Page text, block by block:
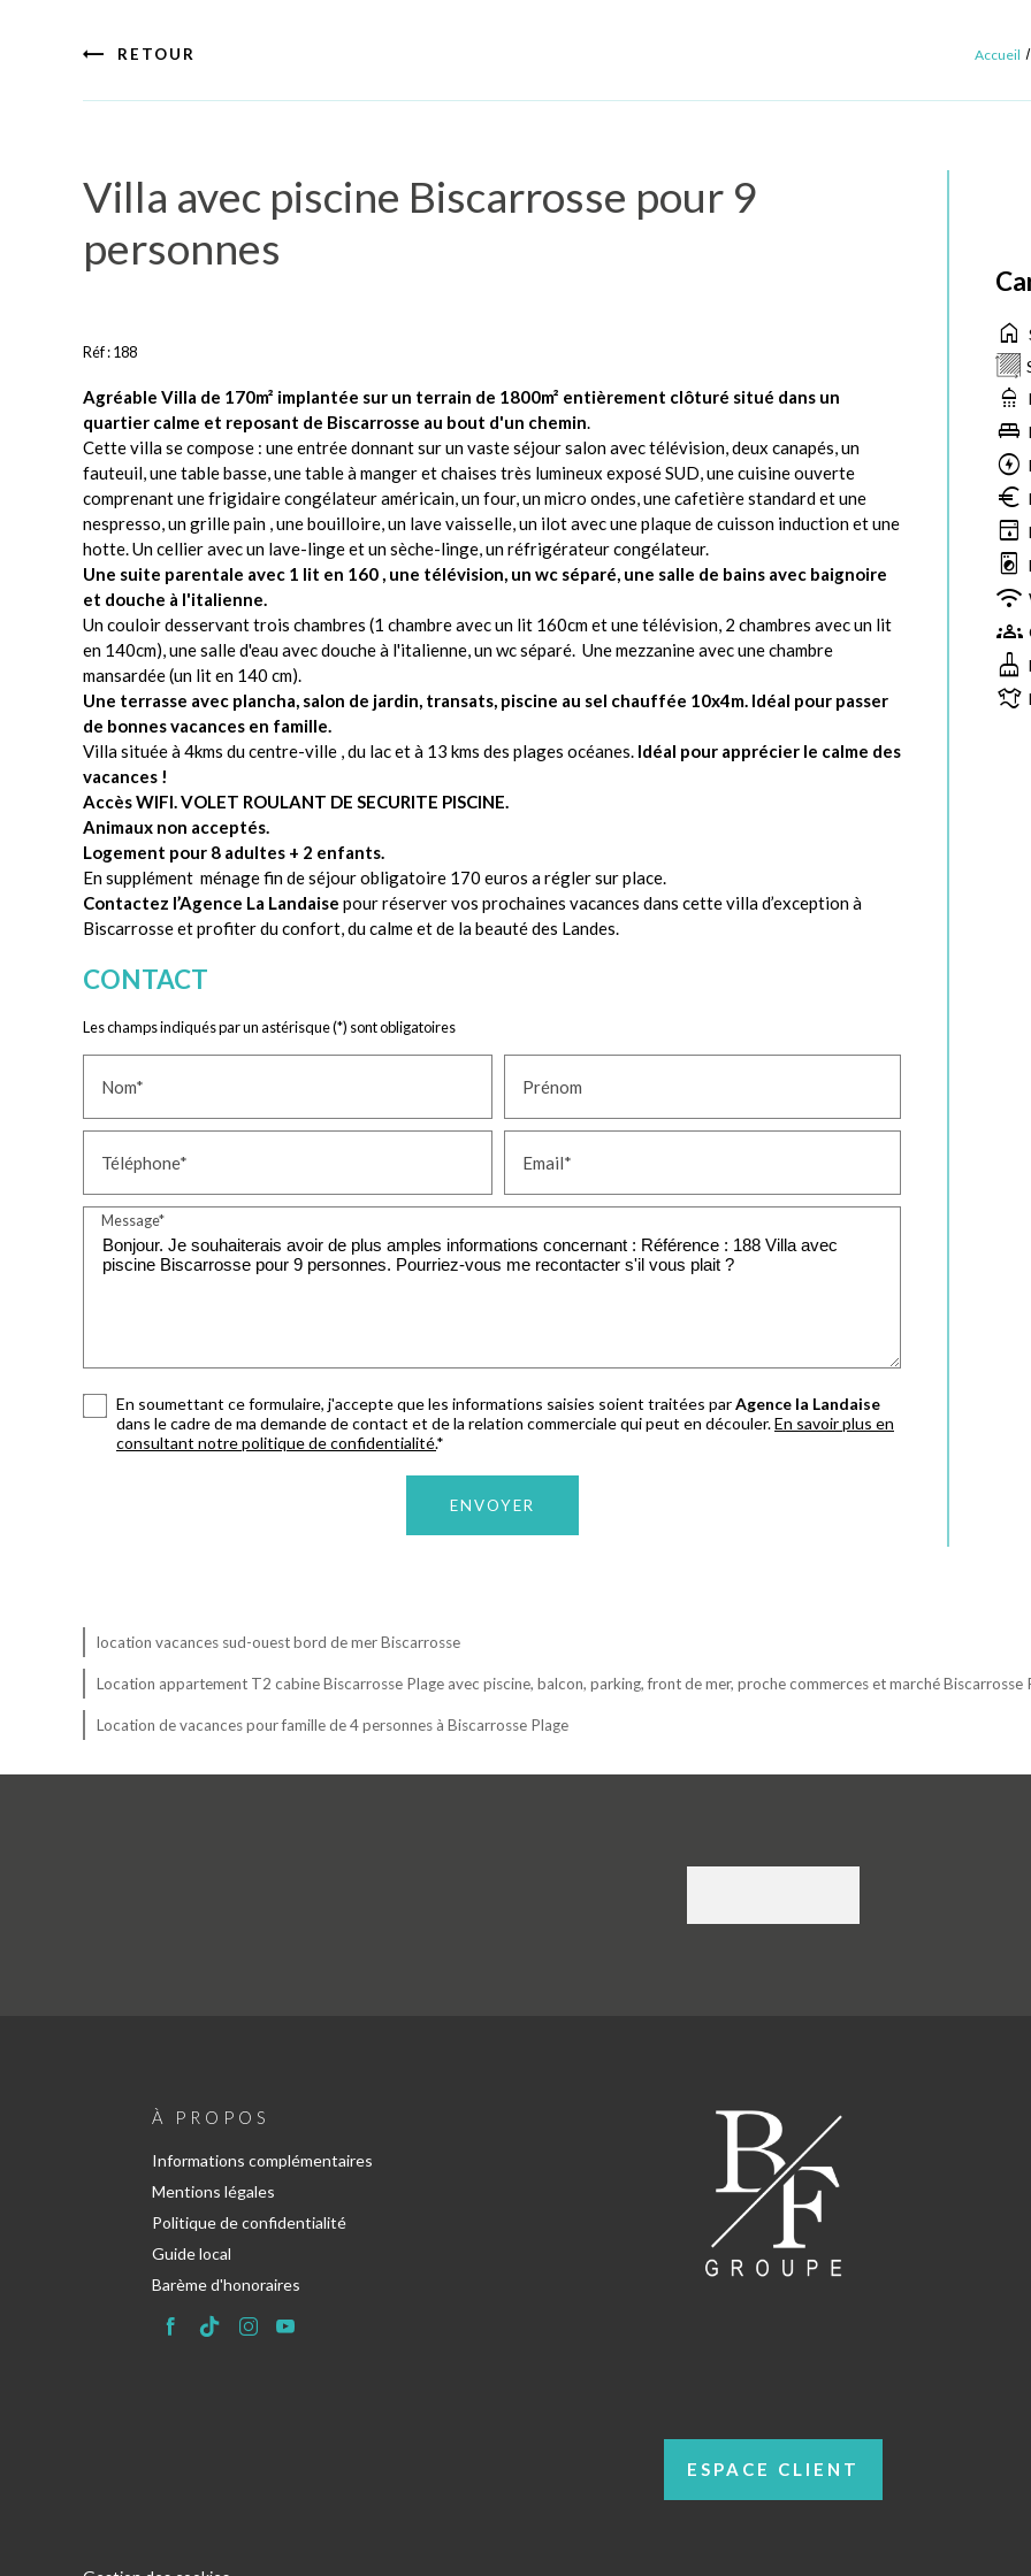
Accueil
RETOUR
Villa avec piscine Biscarrosse pour 9
personnes
Réf :188
Agréable Villa de 170m² implantée sur un terrain de 1800m² entièrement clôturé situé dans un
quartier calme et reposant de Biscarrosse au bout d'un chemin.
Cette villa se compose : une entrée donnant sur un vaste séjour salon avec télévision, deux canapés, un
fauteuil, une table basse, une table à manger et chaises très lumineux exposé SUD, une cuisine ouverte
comprenant une frigidaire congélateur américain, un four, un micro ondes, une cafetière standard et une
nespresso, un grille pain , une bouilloire, un lave vaisselle, un ilot avec une plaque de cuisson induction et une
hotte. Un cellier avec un lave-linge et un sèche-linge, un réfrigérateur congélateur.
Une suite parentale avec 1 lit en 160 , une télévision, un wc séparé, une salle de bains avec baignoire
et douche à l'italienne.
Un couloir desservant trois chambres (1 chambre avec un lit 160cm et une télévision, 2 chambres avec un lit
en 140cm), une salle d'eau avec douche à l'italienne, un wc séparé. Une mezzanine avec une chambre
mansardée (un lit en 140 cm).
Une terrasse avec plancha, salon de jardin, transats, piscine au sel chauffée 10x4m. Idéal pour passer
de bonnes vacances en famille.
Villa située à 4kms du centre-ville , du lac et à 13 kms des plages océanes. Idéal pour apprécier le calme des
vacances !
Accès WIFI. VOLET ROULANT DE SECURITE PISCINE.
Animaux non acceptés.
Logement pour 8 adultes + 2 enfants.
En supplément ménage fin de séjour obligatoire 170 euros a régler sur place.
Contactez l’Agence La Landaise pour réserver vos prochaines vacances dans cette villa d’exception à
Biscarrosse et profiter du confort, du calme et de la beauté des Landes.
CONTACT
Les champs indiqués par un astérisque (*) sont obligatoires
Nom* Prénom
Téléphone* Email*
Message*
En soumettant ce formulaire, j'accepte que les informations saisies soient traitées parAgence la Landaise
dans le cadre de ma demande de contact et de la relation commerciale qui peut en découler.En savoir plus en
consultant notre politique de confidentialité.*
home
shower
king_bed
offline_bolt
euro
dishwasher
local_laundry_service
wifi
groups
cleaning_services
laundry
location vacances sud-ouest bord de mer Biscarrosse
Location appartement T2 cabine Biscarrosse Plage avec piscine, balcon, parking, front de mer, proche commerces et marché Biscarrosse
Location de vacances pour famille de 4 personnes à Biscarrosse Plage
À PROPOS
Informations complémentaires
Mentions légales
Politique de confidentialité
Guide local
Barème d'honoraires
ESPACE CLIENT